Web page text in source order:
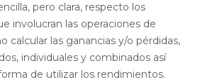
pero clara, respecto los
involucran las operaciones de
calcular las ganancias y/o pérdidas,
individuales y combinados así
de utilizar los rendimientos.